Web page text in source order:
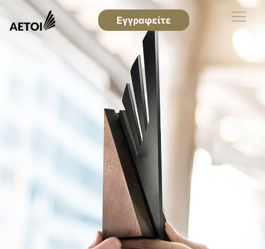
Εγγραφείτε